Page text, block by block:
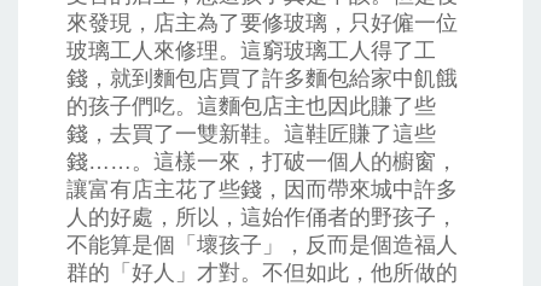
來發現，店主為了要修玻璃，只好僱一位
玻璃工人來修理。這窮玻璃工人得了工
錢，就到麵包店買了許多麵包給家中飢餓
的孩子們吃。這麵包店主也因此賺了些
錢，去買了一雙新鞋。這鞋匠賺了這些
錢……。這樣一來，打破一個人的櫥窗，
讓富有店主花了些錢，因而帶來城中許多
人的好處，所以，這始作俑者的野孩子，
不能算是個「壞孩子」，反而是個造福人
群的「好人」才對。不但如此，他所做的